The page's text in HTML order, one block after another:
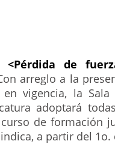
<Pérdida de
arreglo a la
vigencia, la Sala
adoptará
de formación
a partir del 1o.